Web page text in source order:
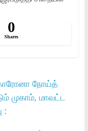
0
Shares
நோய்த்
முகாம், மாவட்ட
: